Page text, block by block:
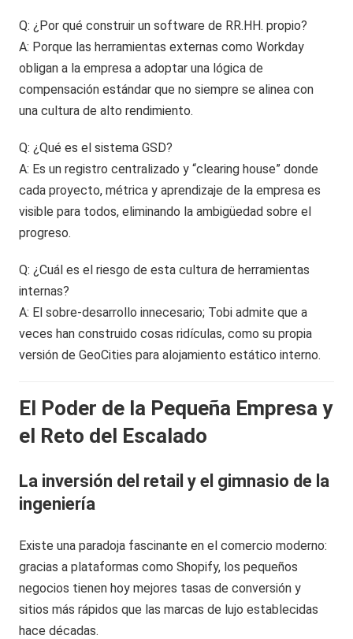
Q: ¿Por qué construir un software de RR.HH. propio?
A: Porque las herramientas externas como Workday
obligan a la empresa a adoptar una lógica de
compensación estándar que no siempre se alinea con
una cultura de alto rendimiento.
Q: ¿Qué es el sistema GSD?
A: Es un registro centralizado y “clearing house” donde
cada proyecto, métrica y aprendizaje de la empresa es
visible para todos, eliminando la ambigüedad sobre el
progreso.
Q: ¿Cuál es el riesgo de esta cultura de herramientas
internas?
A: El sobre-desarrollo innecesario; Tobi admite que a
veces han construido cosas ridículas, como su propia
versión de GeoCities para alojamiento estático interno.
El Poder de la Pequeña Empresa y
el Reto del Escalado
La inversión del retail y el gimnasio de la
ingeniería
Existe una paradoja fascinante en el comercio moderno:
gracias a plataformas como Shopify, los pequeños
negocios tienen hoy mejores tasas de conversión y
sitios más rápidos que las marcas de lujo establecidas
hace décadas.